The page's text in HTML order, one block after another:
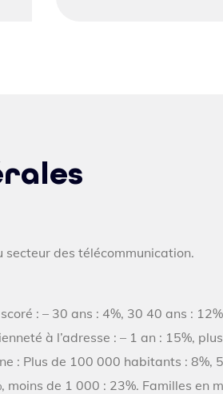
des télécommunication.
: – 30 ans : 4%, 30 40 ans :
à l’adresse : – 1 an : 15%,
: Plus de 100 000 habitants : 8%,
de 1 000 : 23%. Familles en